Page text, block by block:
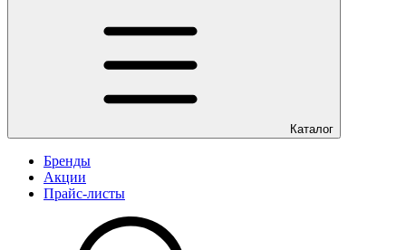
Каталог
Бренды
Акции
Прайс-листы